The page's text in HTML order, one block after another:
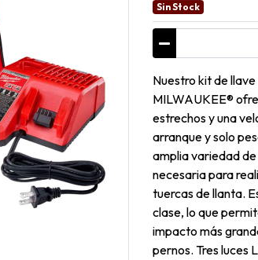
Sin Stock
Nuestro kit de
MILWAUKEE®
estrechos y una
arranque y solo
amplia variedad
necesaria para
tuercas de llanta.
clase, lo que
impacto más
pernos. Tres luces